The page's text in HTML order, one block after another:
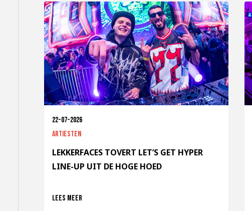
22-07-2026
Artiesten
LEKKERFACES TOVERT LET’S GET HYPER
LINE-UP UIT DE HOGE HOED
Lees meer